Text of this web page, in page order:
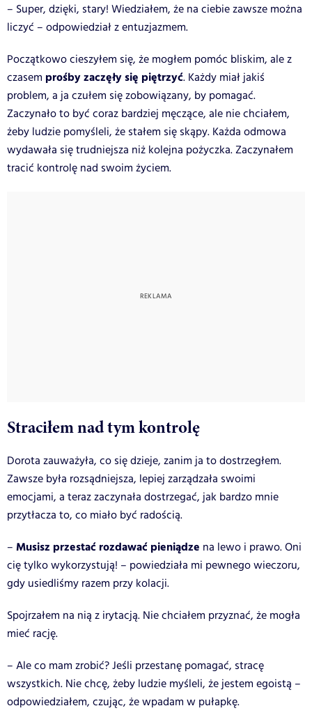
– Super, dzięki, stary! Wiedziałem, że na ciebie zawsze można
liczyć – odpowiedział z entuzjazmem.
Początkowo cieszyłem się, że mogłem pomóc bliskim, ale z
czasem prośby zaczęły się piętrzyć. Każdy miał jakiś
problem, a ja czułem się zobowiązany, by pomagać.
Zaczynało to być coraz bardziej męczące, ale nie chciałem,
żeby ludzie pomyśleli, że stałem się skąpy. Każda odmowa
wydawała się trudniejsza niż kolejna pożyczka. Zaczynałem
tracić kontrolę nad swoim życiem.
Straciłem nad tym kontrolę
Dorota zauważyła, co się dzieje, zanim ja to dostrzegłem.
Zawsze była rozsądniejsza, lepiej zarządzała swoimi
emocjami, a teraz zaczynała dostrzegać, jak bardzo mnie
przytłacza to, co miało być radością.
– Musisz przestać rozdawać pieniądze na lewo i prawo. Oni
cię tylko wykorzystują! – powiedziała mi pewnego wieczoru,
gdy usiedliśmy razem przy kolacji.
Spojrzałem na nią z irytacją. Nie chciałem przyznać, że mogła
mieć rację.
– Ale co mam zrobić? Jeśli przestanę pomagać, stracę
wszystkich. Nie chcę, żeby ludzie myśleli, że jestem egoistą –
odpowiedziałem, czując, że wpadam w pułapkę.